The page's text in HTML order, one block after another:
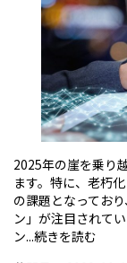
2025年の崖を乗り
ます。特に、老朽
の課題となってお
ン」が注目されて
ン...続きを読む